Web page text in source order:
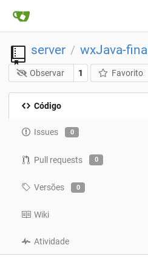
server / wxJava-final
Observar 1 Favorito
Código
Issues 0
Pull requests 0
Versões 0
Wiki
Atividade